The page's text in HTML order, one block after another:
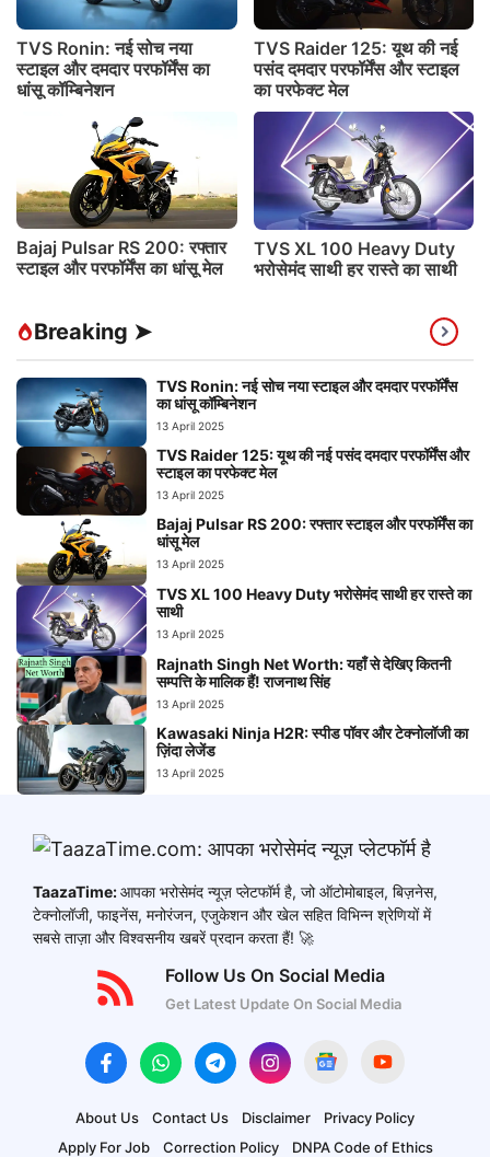
TVS Ronin: नई सोच नया
स्टाइल और दमदार परफॉर्मेंस का
धांसू कॉम्बिनेशन
TVS Raider 125: यूथ की नई
पसंद दमदार परफॉर्मेंस और स्टाइल
का परफेक्ट मेल
Bajaj Pulsar RS 200: रफ्तार
स्टाइल और परफॉर्मेंस का धांसू मेल
TVS XL 100 Heavy Duty
भरोसेमंद साथी हर रास्ते का साथी
Breaking ➤
TVS Ronin: नई सोच नया स्टाइल और दमदार परफॉर्मेंस
का धांसू कॉम्बिनेशन
13 April 2025
TVS Raider 125: यूथ की नई पसंद दमदार परफॉर्मेंस और
स्टाइल का परफेक्ट मेल
13 April 2025
Bajaj Pulsar RS 200: रफ्तार स्टाइल और परफॉर्मेंस का
धांसू मेल
13 April 2025
TVS XL 100 Heavy Duty भरोसेमंद साथी हर रास्ते का
साथी
13 April 2025
Rajnath Singh Net Worth: यहाँ से देखिए कितनी
सम्पत्ति के मालिक हैं! राजनाथ सिंह
13 April 2025
Kawasaki Ninja H2R: स्पीड पॉवर और टेक्नोलॉजी का
ज़िंदा लेजेंड
13 April 2025
TaazaTime:आपका भरोसेमंद न्यूज़ प्लेटफॉर्म है, जो ऑटोमोबाइल, बिज़नेस,
टेक्नोलॉजी, फाइनेंस, मनोरंजन, एजुकेशन और खेल सहित विभिन्न श्रेणियों में
सबसे ताज़ा और विश्वसनीय खबरें प्रदान करता हैं! 🚀
Follow Us On Social Media
Get Latest Update On Social Media
About Us Contact Us Disclaimer
Privacy Policy
Apply For Job
Correction Policy DNPA Code of Ethics